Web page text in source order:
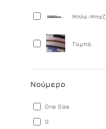
Μπλε-Μπεζ
Ταμπά
Νούμερο
One Size
S